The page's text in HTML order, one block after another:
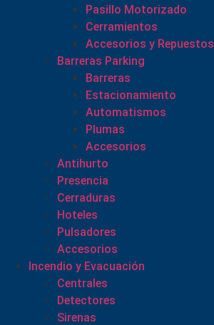
Pasillo Motorizado
Cerramientos
Accesorios y Repuestos
Barreras Parking
Barreras
Estacionamiento
Automatismos
Plumas
Accesorios
Antihurto
Presencia
Cerraduras
Hoteles
Pulsadores
Accesorios
Incendio y Evacuación
Centrales
Detectores
Sirenas